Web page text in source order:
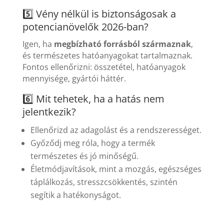
5️⃣ Vény nélkül is biztonságosak a
potencianövelők 2026-ban?
Igen, ha megbízható forrásból származnak,
és természetes hatóanyagokat tartalmaznak.
Fontos ellenőrizni: összetétel, hatóanyagok
mennyisége, gyártói háttér.
6️⃣ Mit tehetek, ha a hatás nem
jelentkezik?
Ellenőrizd az adagolást és a rendszerességet.
Győződj meg róla, hogy a termék
természetes és jó minőségű.
Életmódjavítások, mint a mozgás, egészséges
táplálkozás, stresszcsökkentés, szintén
segítik a hatékonyságot.